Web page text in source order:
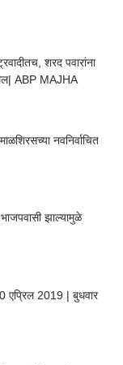
शरद पवारांना
ABP MAJHA
नवनिर्वाचित
झाल्यामुळे
एप्रिल 2019 | बुधवार